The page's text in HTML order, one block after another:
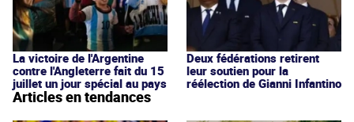
La victoire de l'Argentine
contre l'Angleterre fait du 15
juillet un jour spécial au pays
Deux fédérations retirent
leur soutien pour la
réélection de Gianni Infantino
Articles en tendances